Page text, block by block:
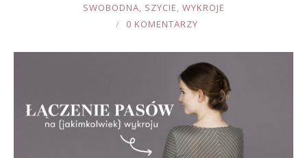
SWOBODNA, SZYCIE, WYKROJE
0 KOMENTARZY